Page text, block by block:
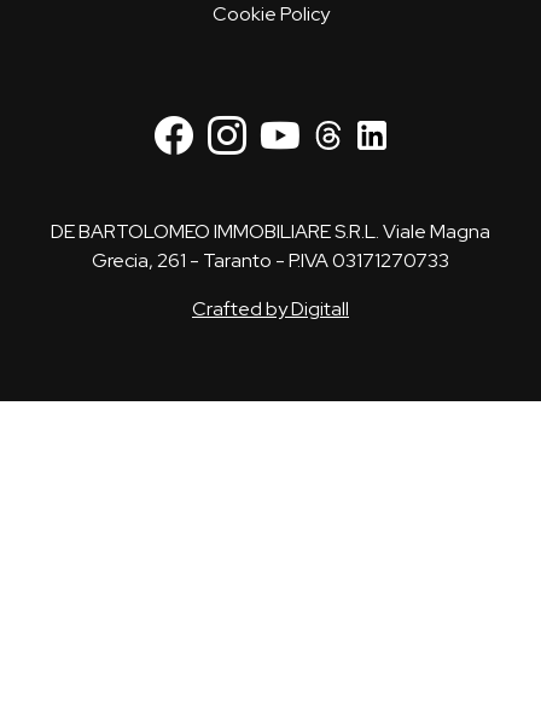
Cookie Policy
DE BARTOLOMEO IMMOBILIARE S.R.L. Viale Magna
Grecia, 261 - Taranto - P.IVA 03171270733
Crafted by Digitall